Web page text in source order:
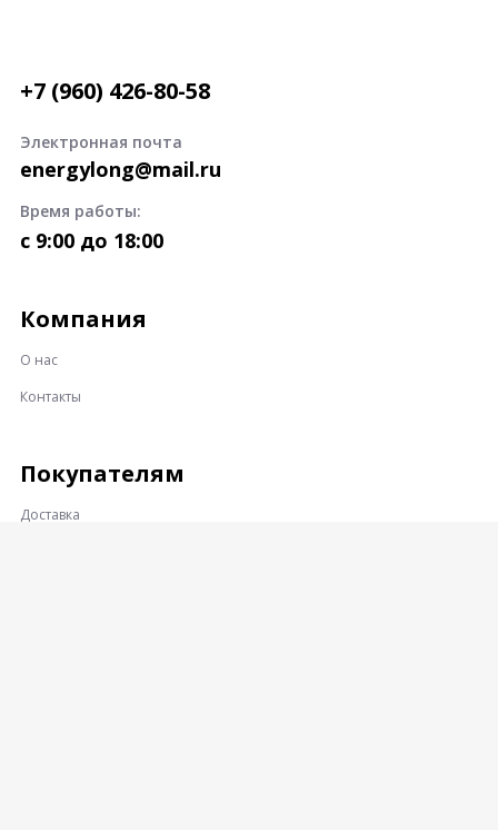
+7 (960) 426-80-58
Электронная почта
energylong@mail.ru
Время работы:
c 9:00 до 18:00
Компания
О нас
Контакты
Покупателям
Доставка